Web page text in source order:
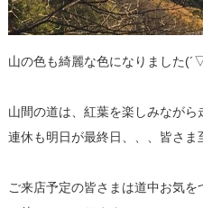
山の色も綺麗な色になりました
山間の道は、紅葉を楽しみながら
連休も明日が最終日、、、皆さま
ご来店予定の皆さまは道中お気を